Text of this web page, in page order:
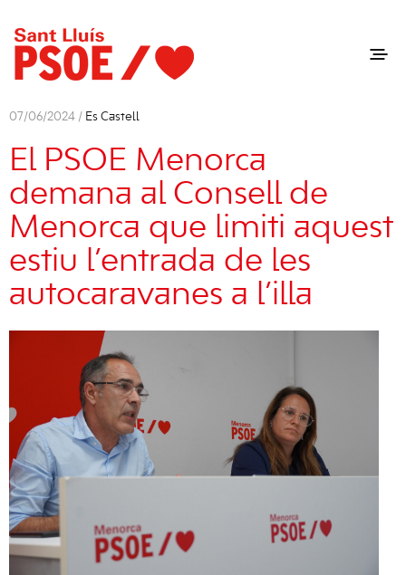
07/06/2024 / Es Castell
El PSOE Menorca
demana al Consell de
Menorca que limiti aquest
estiu l’entrada de les
autocaravanes a l’illa